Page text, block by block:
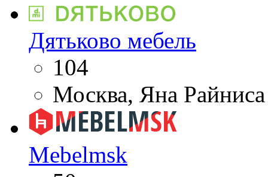
Дятьково мебель
104
Москва, Яна
Mebelmsk